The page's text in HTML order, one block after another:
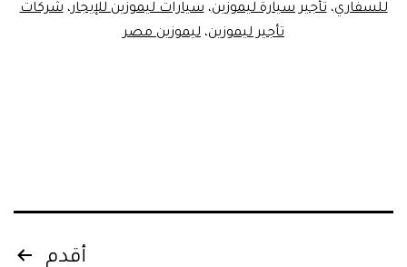
للسفاري،تأجير سيارة ليموزين،سيارات ليموزين للإيجار،شركات
تأجير ليموزين، ليموزين مصر
أقدم